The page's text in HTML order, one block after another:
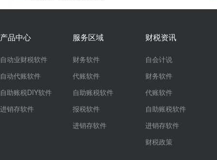
产品中心
自动业财税软件
自动代账软件
自助账税DIY软件
进销存软件
服务区域
财务软件
代账软件
自助账税软件
报税软件
进销存软件
财税资讯
自会计说
财务软件
代账软件
自助账税软件
进销存软件
财税政策